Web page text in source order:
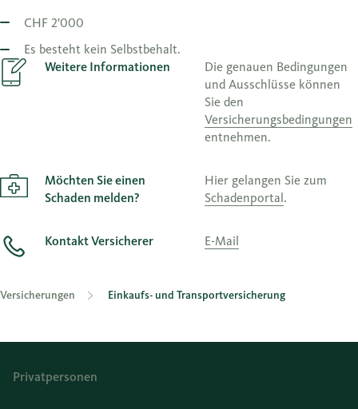
CHF 2'000
Es besteht kein Selbstbehalt.
Weitere Informationen
Die genauen Bedingungen
und Ausschlüsse können
Sie den
Versicherungsbedingungen
entnehmen.
Möchten Sie einen
Schaden melden?
Hier gelangen Sie zum
Schadenportal.
Kontakt Versicherer E-Mail
Versicherungen Einkaufs- und Transportversicherung
Privatpersonen